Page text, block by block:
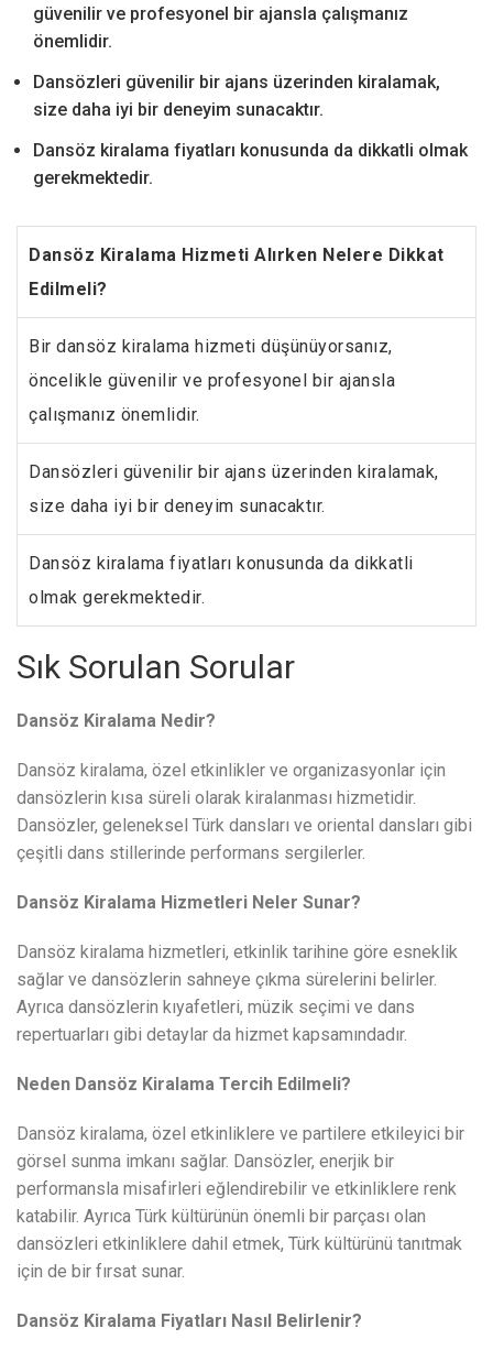
güvenilir ve profesyonel bir ajansla çalışmanız
önemlidir.
Dansözleri güvenilir bir ajans üzerinden kiralamak,
size daha iyi bir deneyim sunacaktır.
Dansöz kiralama fiyatları konusunda da dikkatli olmak
gerekmektedir.
Dansöz Kiralama Hizmeti Alırken Nelere Dikkat
Edilmeli?
Bir dansöz kiralama hizmeti düşünüyorsanız,
öncelikle güvenilir ve profesyonel bir ajansla
çalışmanız önemlidir.
Dansözleri güvenilir bir ajans üzerinden kiralamak,
size daha iyi bir deneyim sunacaktır.
Dansöz kiralama fiyatları konusunda da dikkatli
olmak gerekmektedir.
Sık Sorulan Sorular
Dansöz Kiralama Nedir?
Dansöz kiralama, özel etkinlikler ve organizasyonlar için
dansözlerin kısa süreli olarak kiralanması hizmetidir.
Dansözler, geleneksel Türk dansları ve oriental dansları gibi
çeşitli dans stillerinde performans sergilerler.
Dansöz Kiralama Hizmetleri Neler Sunar?
Dansöz kiralama hizmetleri, etkinlik tarihine göre esneklik
sağlar ve dansözlerin sahneye çıkma sürelerini belirler.
Ayrıca dansözlerin kıyafetleri, müzik seçimi ve dans
repertuarları gibi detaylar da hizmet kapsamındadır.
Neden Dansöz Kiralama Tercih Edilmeli?
Dansöz kiralama, özel etkinliklere ve partilere etkileyici bir
görsel sunma imkanı sağlar. Dansözler, enerjik bir
performansla misafirleri eğlendirebilir ve etkinliklere renk
katabilir. Ayrıca Türk kültürünün önemli bir parçası olan
dansözleri etkinliklere dahil etmek, Türk kültürünü tanıtmak
için de bir fırsat sunar.
Dansöz Kiralama Fiyatları Nasıl Belirlenir?